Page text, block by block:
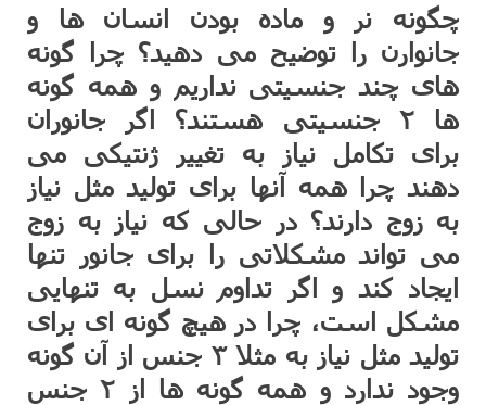
چگونه نر و ماده بودن انسان ها و
جانوارن را توضیح می دهید؟ چرا گونه
های چند جنسیتی نداریم و همه گونه
ها ۲ جنسیتی هستند؟ اگر جانوران
برای تکامل نیاز به تغییر ژنتیکی می
دهند چرا همه آنها برای تولید مثل نیاز
به زوج دارند؟ در حالی که نیاز به زوج
می تواند مشکلاتی را برای جانور تنها
ایجاد کند و اگر تداوم نسل به تنهایی
مشکل است، چرا در هیچ گونه ای برای
تولید مثل نیاز به مثلا ۳ جنس از آن گونه
وجود ندارد و همه گونه ها از ۲ جنس